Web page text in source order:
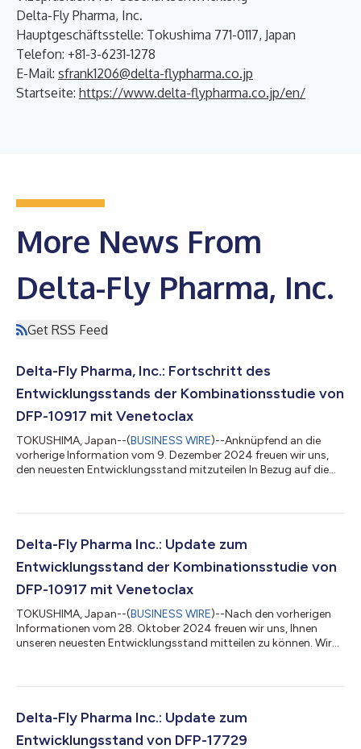
Delta-Fly Pharma, Inc.
Hauptgeschäftsstelle: Tokushima 771-0117, Japan
Telefon: +81-3-6231-1278
E-Mail: sfrank1206@delta-flypharma.co.jp
Startseite: https://www.delta-flypharma.co.jp/en/
More News From
Delta-Fly Pharma, Inc.
Get RSS Feed
Delta-Fly Pharma, Inc.: Fortschritt des
Entwicklungsstands der Kombinationsstudie von
DFP-10917 mit Venetoclax
TOKUSHIMA, Japan--(BUSINESS WIRE)--Anknüpfend an die
vorherige Information vom 9. Dezember 2024 freuen wir uns,
den neuesten Entwicklungsstand mitzuteilen In Bezug auf die
der Zweitlinientherapie (NCT06382168) hat das Data
sechs Patienten in der Phase I (Dosisfindung) der Phase-I/II-
Studie bestätigt. Daher treten wir...
Delta-Fly Pharma Inc.: Update zum
Entwicklungsstand der Kombinationsstudie von
DFP-10917 mit Venetoclax
TOKUSHIMA, Japan--(BUSINESS WIRE)--Nach den vorherigen
Informationen vom 28. Oktober 2024 freuen wir uns, Ihnen
unseren neuesten Entwicklungsstand mitteilen zu können. Wir
hat, die an der klinischen Phase-I/II-Studie mit DFP-10917 in
teilgenommen haben, die an fünf klinischen Standorten in den
USA für Patienten mit akuter myelo...
Delta-Fly Pharma Inc.: Update zum
Entwicklungsstand von DFP-17729